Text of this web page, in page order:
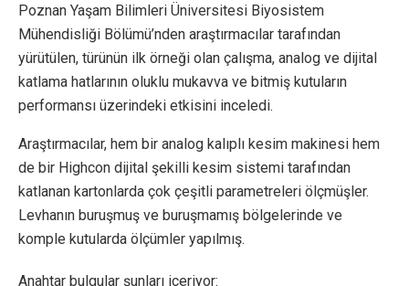
Poznan Yaşam Bilimleri Üniversitesi Biyosistem
Mühendisliği Bölümü’nden araştırmacılar tarafından
yürütülen, türünün ilk örneği olan çalışma, analog ve dijital
katlama hatlarının oluklu mukavva ve bitmiş kutuların
performansı üzerindeki etkisini inceledi.
Araştırmacılar, hem bir analog kalıplı kesim makinesi hem
de bir Highcon dijital şekilli kesim sistemi tarafından
katlanan kartonlarda çok çeşitli parametreleri ölçmüşler.
Levhanın buruşmuş ve buruşmamış bölgelerinde ve
komple kutularda ölçümler yapılmış.
Anahtar bulgular şunları içeriyor: